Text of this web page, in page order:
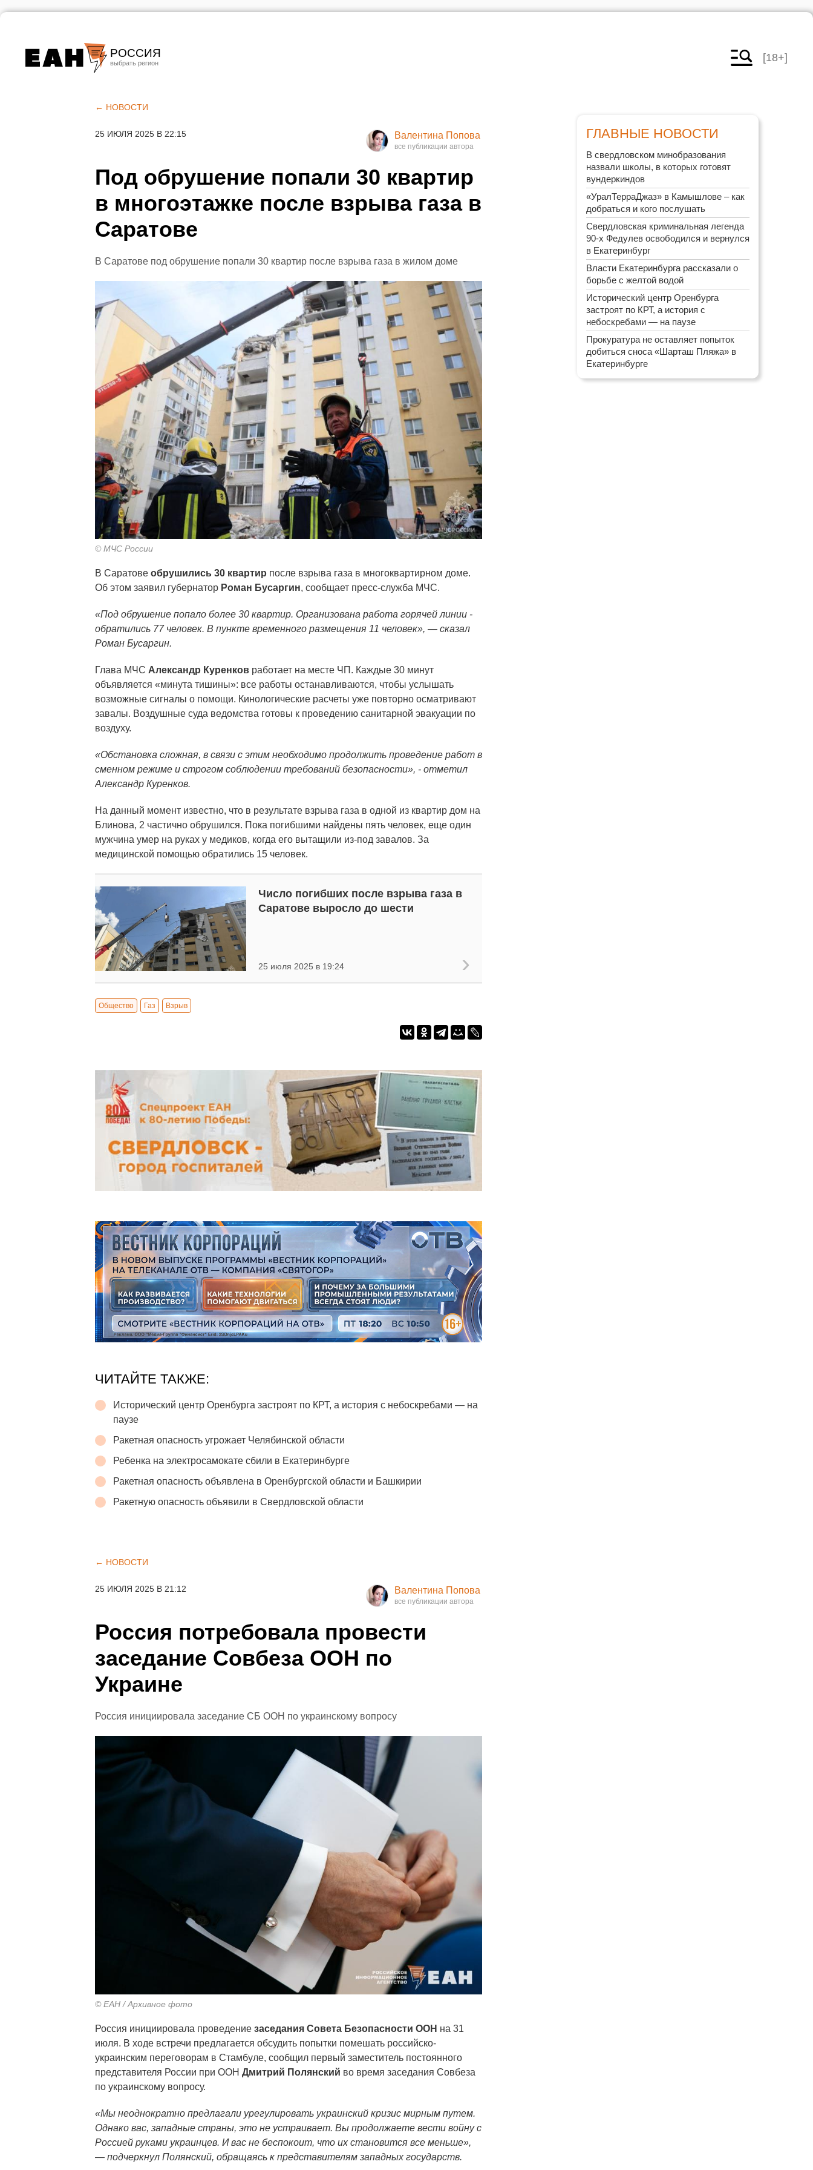
РОССИЯ
Челябинск
[18+]
← НОВОСТИ
25 ИЮЛЯ 2025 В 22:15 Валентина Попова
Под обрушение попали 30 квартир
в многоэтажке после взрыва газа в
Саратове
В Саратове под обрушение попали 30 квартир после взрыва газа в жилом доме
© МЧС России
В Саратове обрушились 30 квартир после взрыва газа в многоквартирном доме.
Об этом заявил губернатор Роман Бусаргин, сообщает пресс-служба МЧС.
«Под обрушение попало более 30 квартир. Организована работа горячей линии -
обратились 77 человек. В пункте временного размещения 11 человек», — сказал
Роман Бусаргин.
Глава МЧС Александр Куренков работает на месте ЧП. Каждые 30 минут
объявляется «минута тишины»: все работы останавливаются, чтобы услышать
возможные сигналы о помощи. Кинологические расчеты уже повторно осматривают
завалы. Воздушные суда ведомства готовы к проведению санитарной эвакуации по
воздуху.
«Обстановка сложная, в связи с этим необходимо продолжить проведение работ в
сменном режиме и строгом соблюдении требований безопасности», - отметил
Александр Куренков.
На данный момент известно, что в результате взрыва газа в одной из квартир дом на
Блинова, 2 частично обрушился. Пока погибшими найдены пять человек, еще один
мужчина умер на руках у медиков, когда его вытащили из-под завалов. За
медицинской помощью обратились 15 человек.
Число погибших после взрыва газа в
Саратове выросло до шести
25 июля 2025 в 19:24
Общество Газ Взрыв
ЧИТАЙТЕ ТАКЖЕ:
Исторический центр Оренбурга застроят по КРТ, а история с небоскребами — на
паузе
Ракетная опасность угрожает Челябинской области
Ребенка на электросамокате сбили в Екатеринбурге
Ракетная опасность объявлена в Оренбургской области и Башкирии
Ракетную опасность объявили в Свердловской области
← НОВОСТИ
25 ИЮЛЯ 2025 В 21:12 Валентина Попова
Россия потребовала провести
заседание Совбеза ООН по
Украине
Россия инициировала заседание СБ ООН по украинскому вопросу
© ЕАН / Архивное фото
Россия инициировала проведение заседания Совета Безопасности ООН на 31
июля. В ходе встречи предлагается обсудить попытки помешать российско-
украинским переговорам в Стамбуле, сообщил первый заместитель постоянного
представителя России при ООН Дмитрий Полянский во время заседания Совбеза
по украинскому вопросу.
«Мы неоднократно предлагали урегулировать украинский кризис мирным путем.
Однако вас, западные страны, это не устраивает. Вы продолжаете вести войну с
Россией руками украинцев. И вас не беспокоит, что их становится все меньше»,
— подчеркнул Полянский, обращаясь к представителям западных государств.
ГЛАВНЫЕ НОВОСТИ
В свердловском минобразования
назвали школы, в которых готовят
вундеркиндов
«УралТерраДжаз» в Камышлове – как
добраться и кого послушать
Свердловская криминальная легенда
90-х Федулев освободился и вернулся
в Екатеринбург
Власти Екатеринбурга рассказали о
борьбе с желтой водой
Исторический центр Оренбурга
застроят по КРТ, а история с
небоскребами — на паузе
Прокуратура не оставляет попыток
добиться сноса «Шарташ Пляжа» в
Екатеринбурге